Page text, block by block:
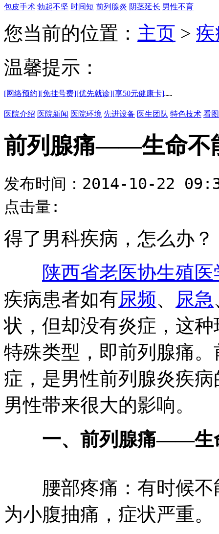
包皮手术 勃起不坚 时间短 前列腺炎 阴茎延长 男性不育
您当前的位置： 主页 >
温馨提示：
[网络预约][免挂号费][优先就诊][享50元健康卡]……
医院介绍 医院新闻 医院环境 先进设备 医生团队 特色技术 看
前列腺痛——生命不
发布时间：2014-10-22
点击量:
得了男科疾病，怎么办？
陕西省老医协生殖
疾病患者如有尿频、 尿急
状，但却没有炎症，这
特殊类型，即前列腺痛
症，是男性前列腺炎疾
男性带来很大的影响。
一、前列腺痛——生
腰部疼痛：有时候不
为小腹抽痛，症状严重。